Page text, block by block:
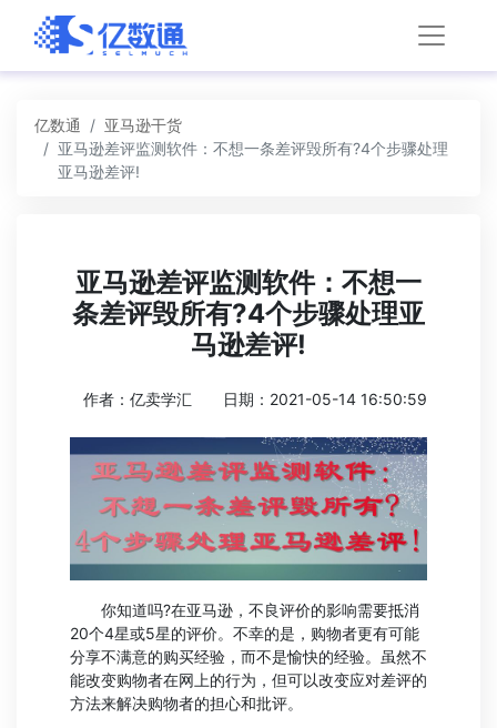
亿数通
亚马逊干货
亚马逊差评监测软件：不想一条差评毁所有?4个步骤处理
亚马逊差评!
亚马逊差评监测软件：不想一
条差评毁所有?4个步骤处理亚
马逊差评!
作者：亿卖学汇 日期：2021-05-14 16:50:59
你知道吗?在亚马逊，不良评价的影响需要抵消
20个4星或5星的评价。不幸的是，购物者更有可能
分享不满意的购买经验，而不是愉快的经验。虽然不
能改变购物者在网上的行为，但可以改变应对差评的
方法来解决购物者的担心和批评。